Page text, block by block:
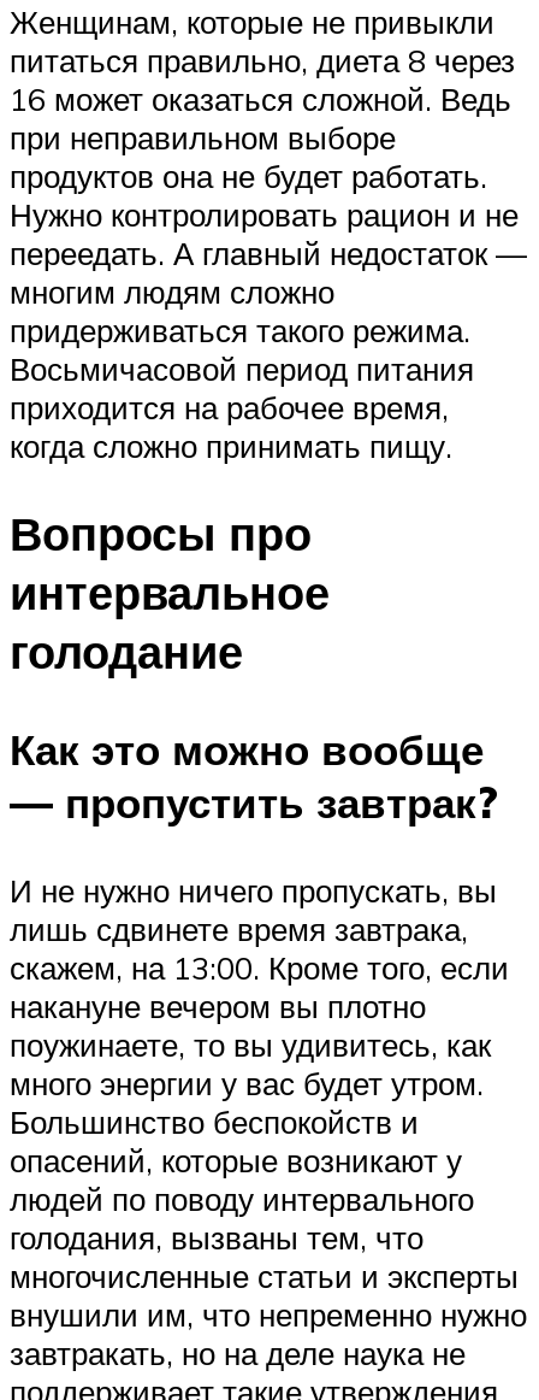
Женщинам, которые не привыкли
питаться правильно, диета 8 через
16 может оказаться сложной. Ведь
при неправильном выборе
продуктов она не будет работать.
Нужно контролировать рацион и не
переедать. А главный недостаток —
многим людям сложно
придерживаться такого режима.
Восьмичасовой период питания
приходится на рабочее время,
когда сложно принимать пищу.
Вопросы про
интервальное
голодание
Как это можно вообще
— пропустить завтрак?
И не нужно ничего пропускать, вы
лишь сдвинете время завтрака,
скажем, на 13:00. Кроме того, если
накануне вечером вы плотно
поужинаете, то вы удивитесь, как
много энергии у вас будет утром.
Большинство беспокойств и
опасений, которые возникают у
людей по поводу интервального
голодания, вызваны тем, что
многочисленные статьи и эксперты
внушили им, что непременно нужно
завтракать, но на деле наука не
поддерживает такие утверждения